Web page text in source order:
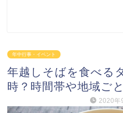
年中行事・イベント
年越しそばを食べる
時？時間帯や地域ご
2020年